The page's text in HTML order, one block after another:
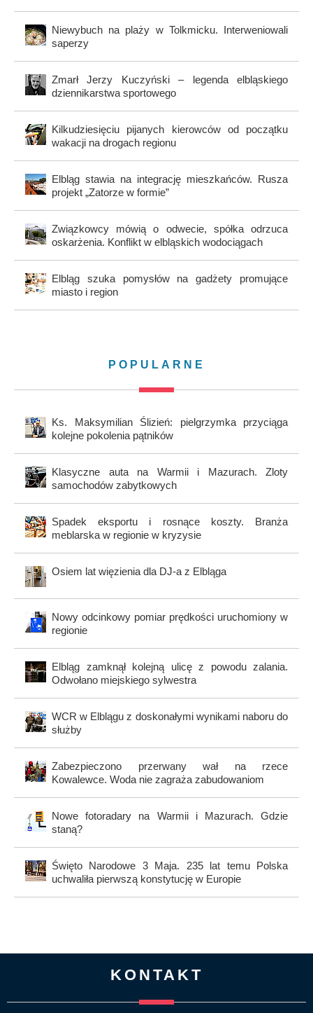
Niewybuch na plaży w Tolkmicku. Interweniowali
saperzy
Zmarł Jerzy Kuczyński – legenda elbląskiego
dziennikarstwa sportowego
Kilkudziesięciu pijanych kierowców od początku
wakacji na drogach regionu
Elbląg stawia na integrację mieszkańców. Rusza
projekt „Zatorze w formie”
Związkowcy mówią o odwecie, spółka odrzuca
oskarżenia. Konflikt w elbląskich wodociągach
Elbląg szuka pomysłów na gadżety promujące
miasto i region
POPULARNE
Ks. Maksymilian Ślizień: pielgrzymka przyciąga
kolejne pokolenia pątników
Klasyczne auta na Warmii i Mazurach. Zloty
samochodów zabytkowych
Spadek eksportu i rosnące koszty. Branża
meblarska w regionie w kryzysie
Osiem lat więzienia dla DJ-a z Elbląga
Nowy odcinkowy pomiar prędkości uruchomiony w
regionie
Elbląg zamknął kolejną ulicę z powodu zalania.
Odwołano miejskiego sylwestra
WCR w Elblągu z doskonałymi wynikami naboru do
służby
Zabezpieczono przerwany wał na rzece
Kowalewce. Woda nie zagraża zabudowaniom
Nowe fotoradary na Warmii i Mazurach. Gdzie
staną?
Święto Narodowe 3 Maja. 235 lat temu Polska
uchwaliła pierwszą konstytucję w Europie
KONTAKT